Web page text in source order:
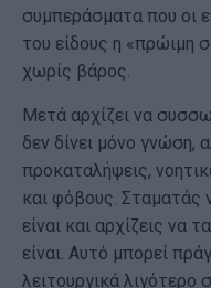
συμπεράσματα που οι
του είδους η «πρώιμη
χωρίς βάρος.
Μετά αρχίζει να
δεν δίνει μόνο γνώση,
προκαταλήψεις,
και φόβους.
είναι και αρχίζεις να
είναι. Αυτό μπορεί
λειτουργικά λιγότερο